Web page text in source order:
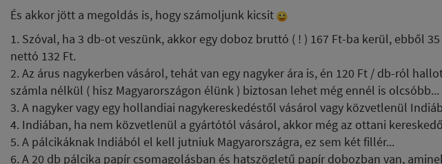
És akkor jött a megoldás is, hogy számoljunk kicsit
1. Szóval, ha 3 db-ot veszünk, akkor egy doboz bruttó ( ! ) 167 Ft-ba kerül, ebből 35
nettó 132 Ft.
2. Az árus nagykerben vásárol, tehát van egy nagyker ára is, én 120 Ft / db-ról
számla nélkül ( hisz Magyarországon élünk ) biztosan lehet még ennél is olcsóbb...
3. A nagyker vagy egy hollandiai nagykereskedéstől vásárol vagy közvetlenül
4. Indiában, ha nem közvetlenül a gyártótól vásárol, akkor még az ottani
5. A pálcikáknak Indiából el kell jutniuk Magyarországra, ez sem két fillér...
6. A 20 db pálcika papír csomagolásban és hatszögletű papír dobozban van,